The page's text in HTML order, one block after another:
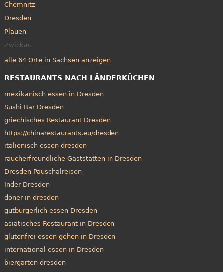
Chemnitz
Dresden
Plauen
Zwickau
alle 64 Orte in Sachsen anzeigen
RESTAURANTS NACH LÄNDERKÜCHEN
mexikanisch essen in Dresden
Sushi Bar Dresden
griechisches Restaurant Dresden
https://chinarestaurants.eu/dresden
italienisch essen dresden
raucherfreundliche Gaststätten in Dresden
Dresden Pauschalreisen
Inder Dresden
döner in dresden
gutbürgerlich essen Dresden
asiatisches Restaurant in Dresden
glutenfrei essen gehen in Dresden
international essen in Dresden
biergärten dresden